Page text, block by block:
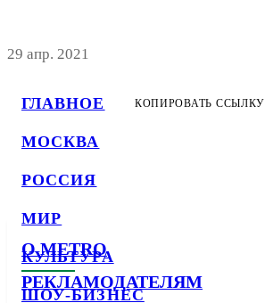
ГЛАВНОЕ
МОСКВА
РОССИЯ
МИР
КУЛЬТУРА
ШОУ-БИЗНЕС
29 апр. 2021
КОПИРОВАТЬ ССЫЛКУ
О METRO
РЕКЛАМОДАТЕЛЯМ